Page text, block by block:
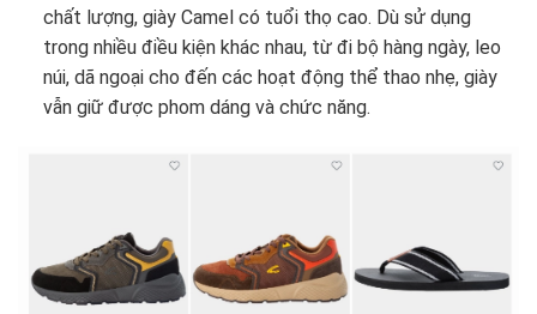
chất lượng, giày Camel có tuổi thọ cao. Dù sử dụng
trong nhiều điều kiện khác nhau, từ đi bộ hàng ngày, leo
núi, dã ngoại cho đến các hoạt động thể thao nhẹ, giày
vẫn giữ được phom dáng và chức năng.